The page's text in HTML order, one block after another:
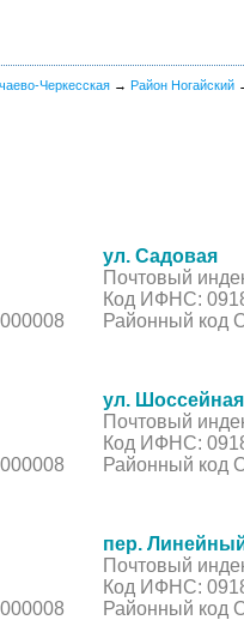
Черкесская → Район Ногайский
ул. Садовая
Почтовый
Код ИФНС:
Районный код
ул. Шоссейная
Почтовый
Код ИФНС:
Районный код
пер.
Почтовый
Код ИФНС:
Районный код